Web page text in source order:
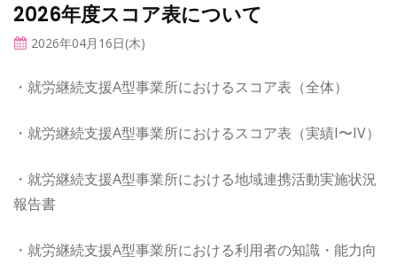
2026年度スコア表について
2026年04月16日(木)
・就労継続支援A型事業所におけるスコア表（全体）
・就労継続支援A型事業所におけるスコア表（実績I〜IV）
・就労継続支援A型事業所における地域連携活動実施状況
報告書
・就労継続支援A型事業所における利用者の知識・能力向